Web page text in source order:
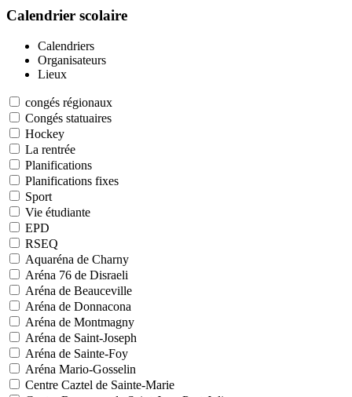
Calendrier scolaire
Calendriers
Organisateurs
Lieux
congés régionaux
Congés statuaires
Hockey
La rentrée
Planifications
Planifications fixes
Sport
Vie étudiante
EPD
RSEQ
Aquaréna de Charny
Aréna 76 de Disraeli
Aréna de Beauceville
Aréna de Donnacona
Aréna de Montmagny
Aréna de Saint-Joseph
Aréna de Sainte-Foy
Aréna Mario-Gosselin
Centre Caztel de Sainte-Marie